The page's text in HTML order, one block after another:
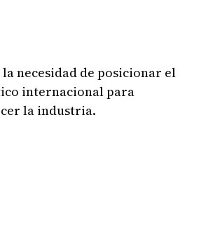
necesidad de posicionar el
internacional para
la industria.